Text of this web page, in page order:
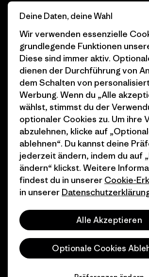
Progress Report
Business Unusual
Klimaziele
1% For The Planet
Wie wir finanzieren
Geschenkgutscheine
Stores in deiner Nähe
Cookie
Karriere
Pressekontakt
Industry program
Affiliate-
Patagonia
© 2026 Patagonia, Inc. All Rights Reserved.
Deine Daten, deine Wahl
Wir verwenden essenzielle
grundlegende Funktionen
Diese sind immer aktiv.
dienen der Durchführung von
dem Schalten von
Werbung. Wenn du „Alle
wählst, stimmst du der
optionaler Cookies zu. Um ihre
abzulehnen, klicke auf
ablehnen“. Du kannst deine
jederzeit ändern, indem du auf
ändern“ klickst. Weitere
findest du in unserer Cookie-
in unserer
Alle Akzeptieren
Optionale Cookies